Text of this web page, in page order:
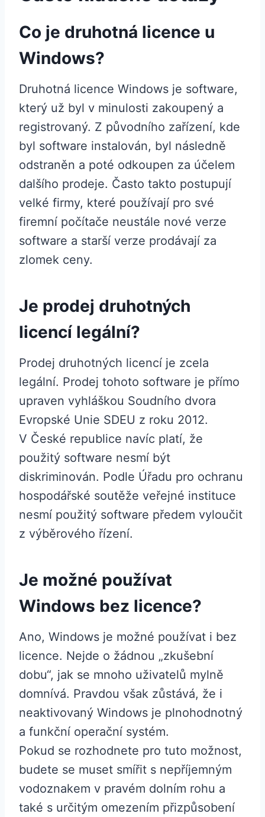
Co je druhotná licence u
Windows?
Druhotná licence Windows je software,
který už byl v minulosti zakoupený a
registrovaný. Z původního zařízení, kde
byl software instalován, byl následně
odstraněn a poté odkoupen za účelem
dalšího prodeje. Často takto postupují
velké firmy, které používají pro své
firemní počítače neustále nové verze
software a starší verze prodávají za
zlomek ceny.
Je prodej druhotných
licencí legální?
‌Prodej druhotných licencí je zcela
legální. Prodej tohoto software je přímo
upraven vyhláškou Soudního dvora
Evropské Unie SDEU z roku 2012.
V České republice navíc platí, že
použitý software nesmí být
diskriminován. Podle Úřadu pro ochranu
hospodářské soutěže veřejné instituce
nesmí použitý software předem vyloučit
z výběrového řízení.
Je možné používat
Windows bez licence?
Ano, Windows je možné používat i bez
licence. Nejde o žádnou „zkušební
dobu“, jak se mnoho uživatelů mylně
domnívá. Pravdou však zůstává, že i
neaktivovaný Windows je plnohodnotný
a funkční operační systém.
Pokud se rozhodnete pro tuto možnost,
budete se muset smířit s nepříjemným
vodoznakem v pravém dolním rohu a
také s určitým omezením přizpůsobení